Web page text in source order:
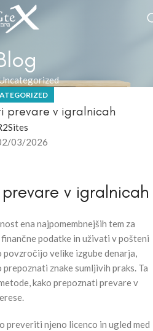
prevare v igralnicah
03/2026
v igralnicah
ena najpomembnejših tem za
podatke in uživati v pošteni
velike izgube denarja,
znake sumljivih praks. Ta
kako prepoznati prevare v
preveriti njeno licenco in ugled med